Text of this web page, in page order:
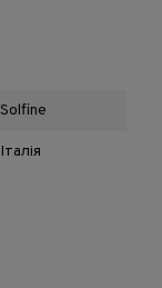
Solfine
Італія